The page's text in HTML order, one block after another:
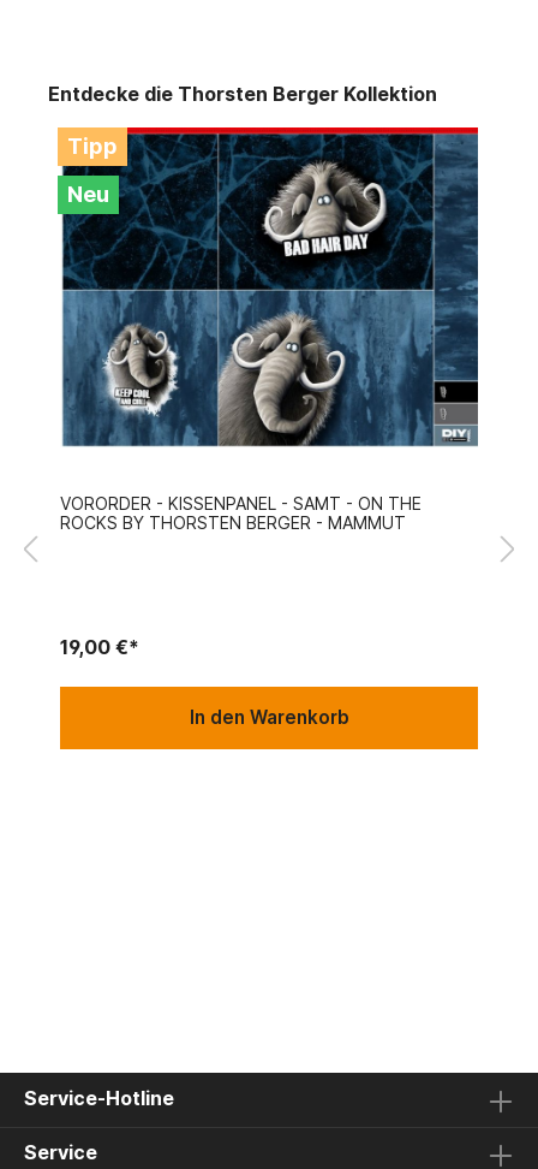
Entdecke die Thorsten Berger Kollektion
Tipp
Neu
VORORDER - KISSENPANEL - SAMT - ON THE
ROCKS BY THORSTEN BERGER - MAMMUT
19,00 €*
In den Warenkorb
Service-Hotline
Service